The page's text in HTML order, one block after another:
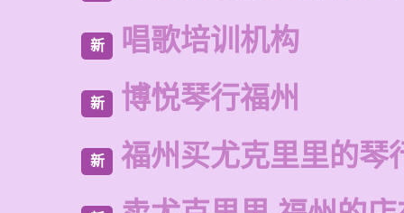
新 唱歌培训机构
新 博悦琴行福州
新 福州买尤克里里的琴